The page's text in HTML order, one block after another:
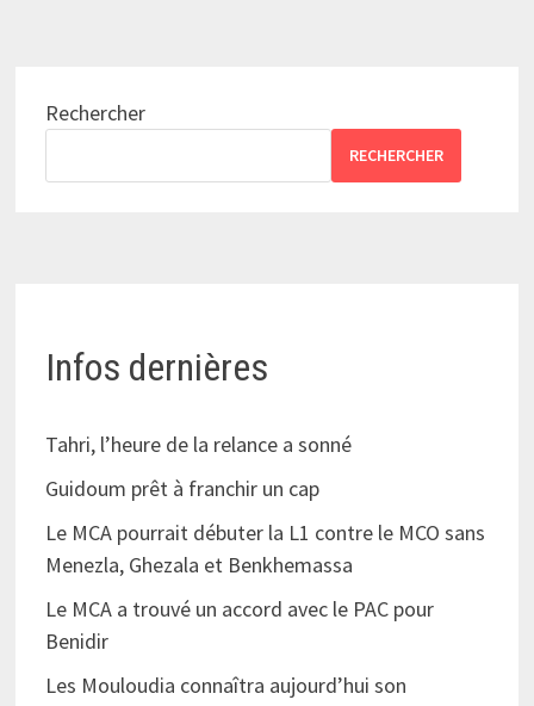
Rechercher
RECHERCHER
Infos dernières
Tahri, l’heure de la relance a sonné
Guidoum prêt à franchir un cap
Le MCA pourrait débuter la L1 contre le MCO sans
Menezla, Ghezala et Benkhemassa
Le MCA a trouvé un accord avec le PAC pour
Benidir
Les Mouloudia connaîtra aujourd’hui son